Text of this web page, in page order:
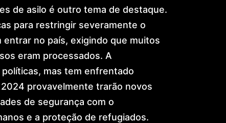
de asilo é outro tema de destaque.
para restringir severamente o
no país, exigindo que muitos
eram processados. A
mas tem enfrentado
provavelmente trarão novos
de segurança com o
e a proteção de refugiados.